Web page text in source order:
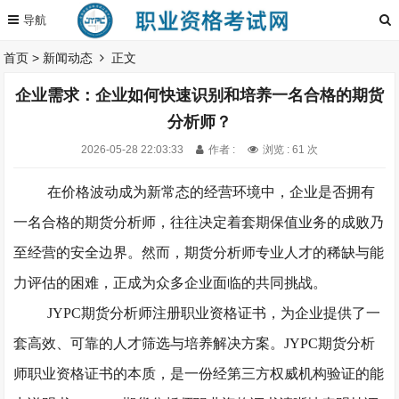
首页 > 新闻动态 正文
企业需求：企业如何快速识别和培养一名合格的期货
分析师？
2026-05-28 22:03:33 作者 : 浏览 : 61 次
在价格波动成为新常态的经营环境中，企业是否拥有
一名合格的期货分析师 ，往往决定着套期保值业务的成败乃
至经营的安全边界。然而，期货分析师专业人才的稀缺与能
力评估的困难，正成为众多企业面临的共同挑战。
JYPC期货分析师注册职业资格证书 ，为企业提供了一
套高效、可靠的人才筛选与培养解决方案。JYPC期货分析
师职业资格证书的本质，是一份经第三方权威机构验证的能